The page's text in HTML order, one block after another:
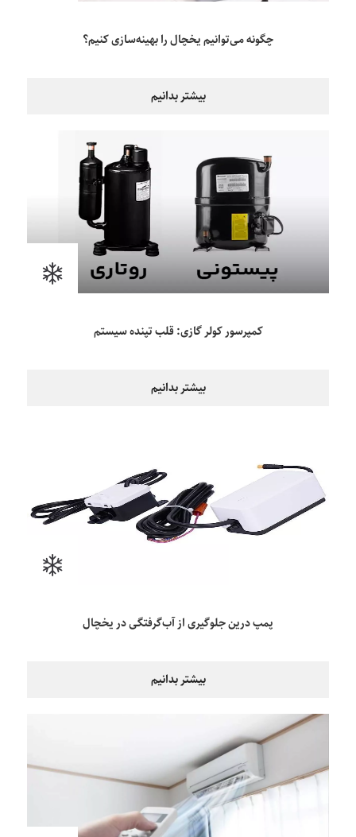
چگونه می‌توانیم یخچال را بهینه‌سازی کنیم؟
بیشتر بدانیم
کمپرسور کولر گازی: قلب تپنده سیستم
بیشتر بدانیم
پمپ درین جلوگیری از آب‌گرفتگی در یخچال
بیشتر بدانیم